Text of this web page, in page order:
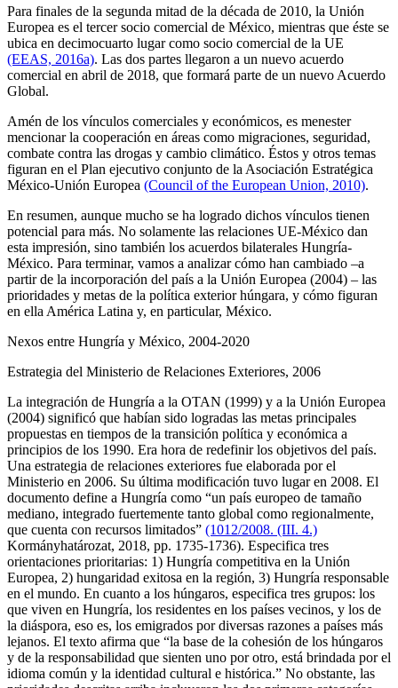
Para finales de la segunda mitad de la década de 2010, la Unión
Europea es el tercer socio comercial de México, mientras que éste se
ubica en decimocuarto lugar como socio comercial de la UE
(EEAS, 2016a). Las dos partes llegaron a un nuevo acuerdo
comercial en abril de 2018, que formará parte de un nuevo Acuerdo
Global.
Amén de los vínculos comerciales y económicos, es menester
mencionar la cooperación en áreas como migraciones, seguridad,
combate contra las drogas y cambio climático. Éstos y otros temas
figuran en el Plan ejecutivo conjunto de la Asociación Estratégica
México-Unión Europea (Council of the European Union, 2010).
En resumen, aunque mucho se ha logrado dichos vínculos tienen
potencial para más. No solamente las relaciones UE-México dan
esta impresión, sino también los acuerdos bilaterales Hungría-
México. Para terminar, vamos a analizar cómo han cambiado –a
partir de la incorporación del país a la Unión Europea (2004) – las
prioridades y metas de la política exterior húngara, y cómo figuran
en ella América Latina y, en particular, México.
Nexos entre Hungría y México, 2004-2020
Estrategia del Ministerio de Relaciones Exteriores, 2006
La integración de Hungría a la OTAN (1999) y a la Unión Europea
(2004) significó que habían sido logradas las metas principales
propuestas en tiempos de la transición política y económica a
principios de los 1990. Era hora de redefinir los objetivos del país.
Una estrategia de relaciones exteriores fue elaborada por el
Ministerio en 2006. Su última modificación tuvo lugar en 2008. El
documento define a Hungría como “un país europeo de tamaño
mediano, integrado fuertemente tanto global como regionalmente,
que cuenta con recursos limitados” (1012/2008. (III. 4.)
Kormányhatározat, 2018, pp. 1735-1736). Especifica tres
orientaciones prioritarias: 1) Hungría competitiva en la Unión
Europea, 2) hungaridad exitosa en la región, 3) Hungría responsable
en el mundo. En cuanto a los húngaros, especifica tres grupos: los
que viven en Hungría, los residentes en los países vecinos, y los de
la diáspora, eso es, los emigrados por diversas razones a países más
lejanos. El texto afirma que “la base de la cohesión de los húngaros
y de la responsabilidad que sienten uno por otro, está brindada por el
idioma común y la identidad cultural e histórica.” No obstante, las